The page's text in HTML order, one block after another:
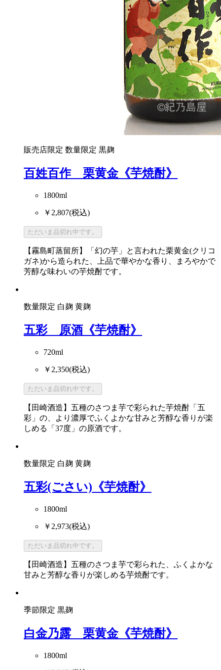
販売店限定 数量限定 黒麹
百姓百作 栗黄金《芋焼酎》
1800ml
￥2,807(税込)
ただいま品切れ中です。
【霧島町蒸留所】「幻の芋」と言われた栗黄金(クリコ
ガネ)から造られた、上品で華やかな香り、まろやかで
芳醇な味わいの芋焼酎です。
数量限定 白麹 黄麹
五彩 原酒《芋焼酎》
720ml
￥2,350(税込)
ただいま品切れ中です。
【田崎酒造】五種のさつま芋で彩られた芋焼酎「五
彩」の、より濃厚でふくよかな甘みと芳醇な香りが楽
しめる「37度」の原酒です。
数量限定 白麹 黄麹
五彩(ごさい)《芋焼酎》
1800ml
￥2,973(税込)
ただいま品切れ中です。
【田崎酒造】五種のさつま芋で彩られた、ふくよかな
甘みと芳醇な香りが楽しめる芋焼酎です。
季節限定 黒麹
白金乃露 栗黄金《芋焼酎》
1800ml